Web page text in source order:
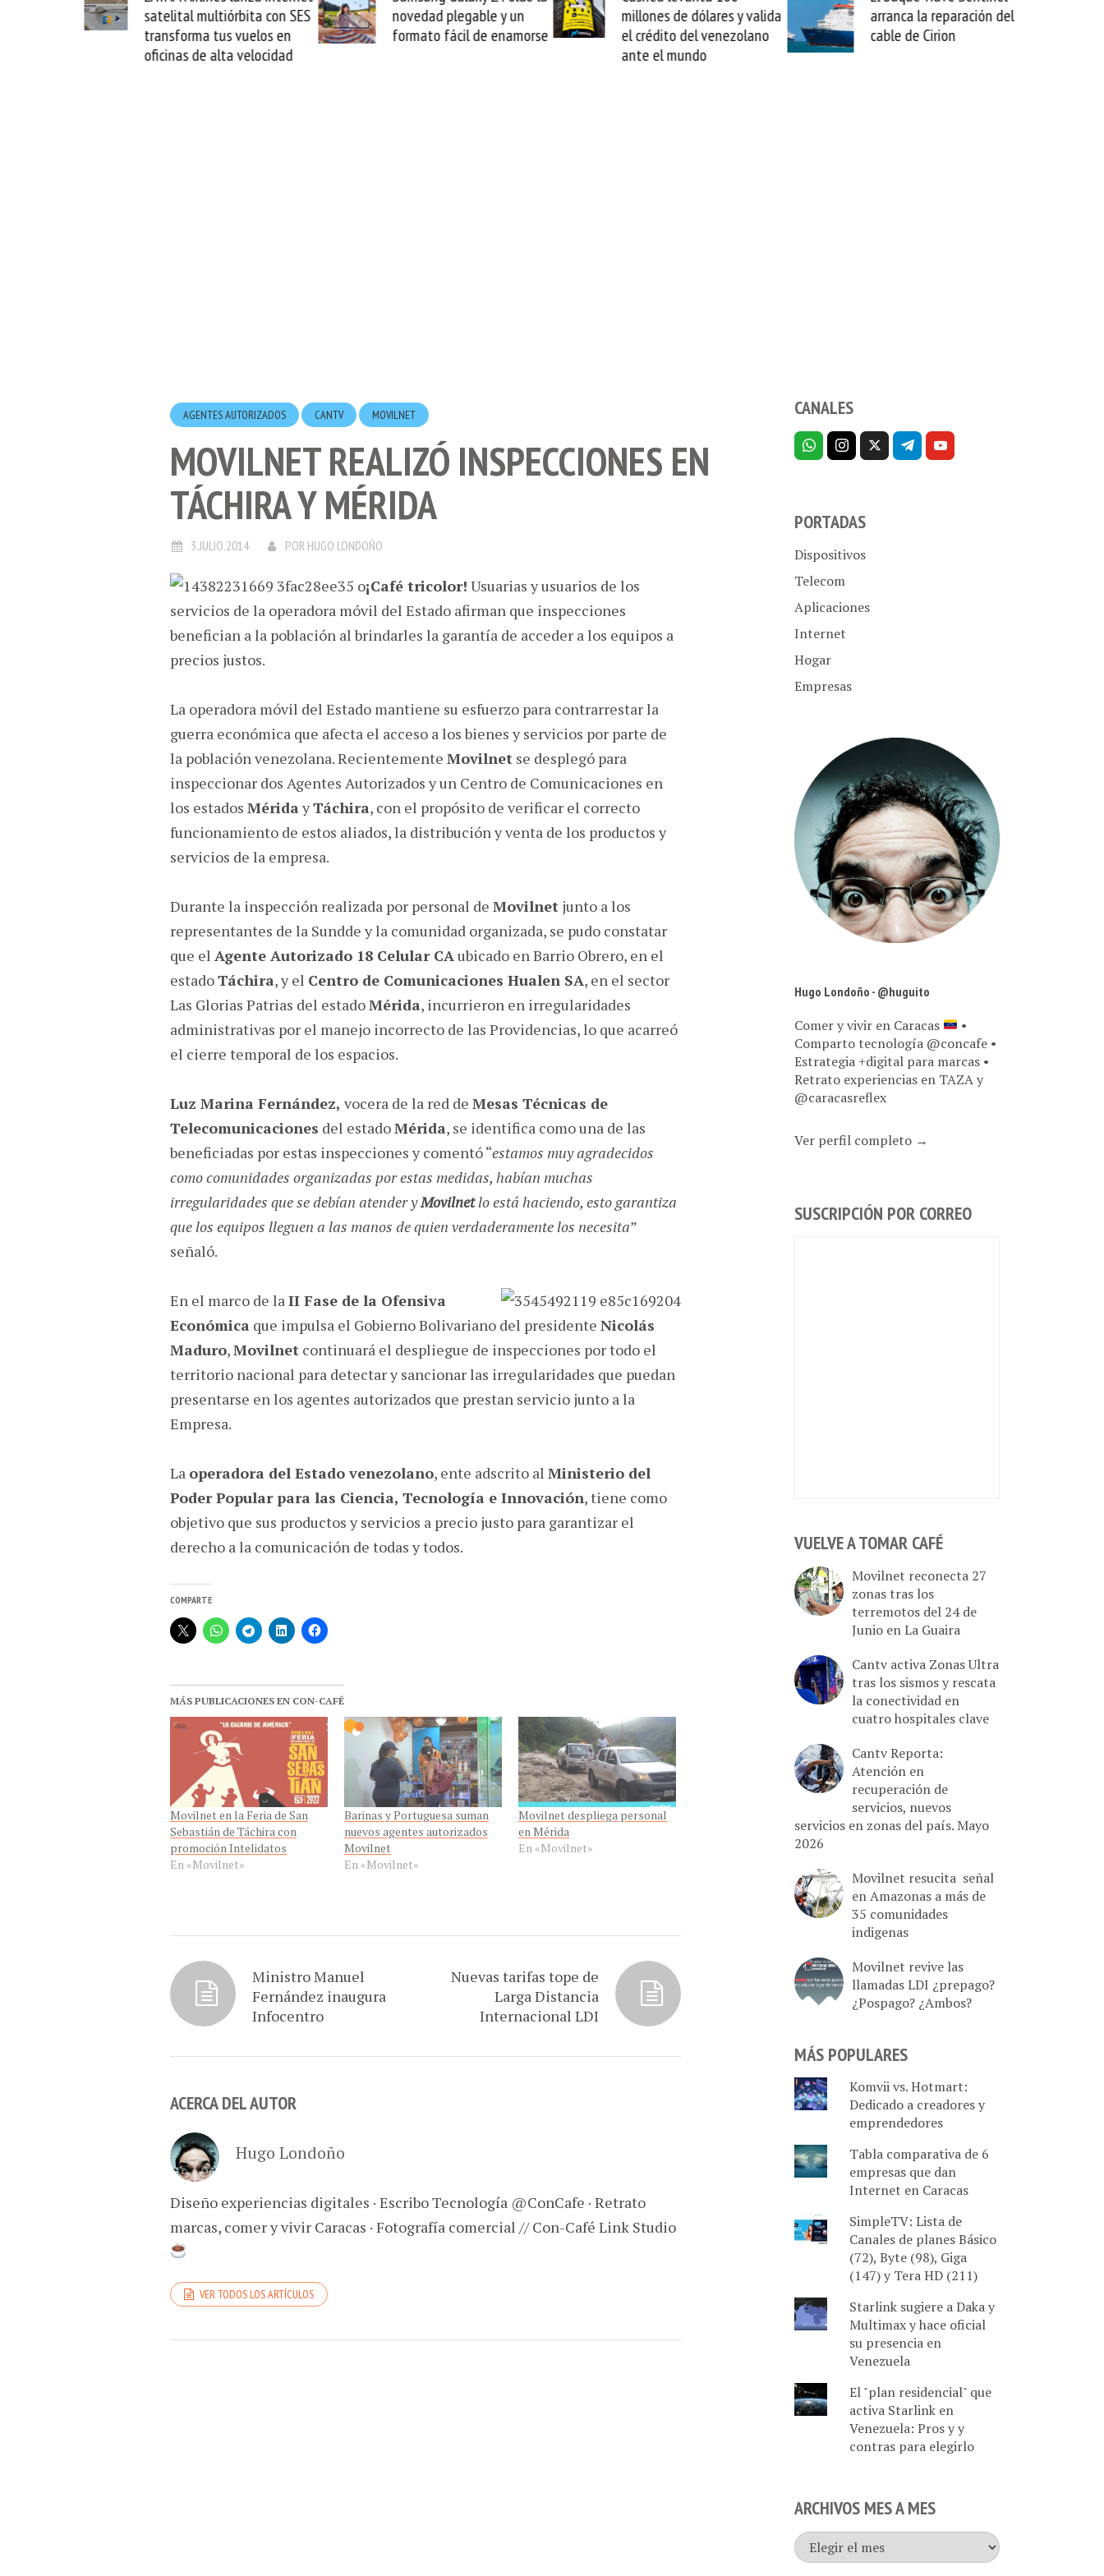
satelital multiórbita con SES
transforma tus vuelos en
oficinas de alta velocidad
novedad plegable y un
formato fácil de enamorse
millones de dólares y valida
el crédito del venezolano
ante el mundo
arranca la reparación del
cable de Cirion
AGENTES AUTORIZADOS CANTV MOVILNET
MOVILNET REALIZÓ INSPECCIONES EN
TÁCHIRA Y MÉRIDA
3.JULIO.2014 POR HUGO LONDOÑO
¡Café tricolor! Usuarias y usuarios de los
servicios de la operadora móvil del Estado afirman que inspecciones
benefician a la población al brindarles la garantía de acceder a los equipos a
precios justos.
La operadora móvil del Estado mantiene su esfuerzo para contrarrestar la
guerra económica que afecta el acceso a los bienes y servicios por parte de
la población venezolana.Recientemente Movilnet se desplegó para
inspeccionar dos Agentes Autorizados y un Centro de Comunicaciones en
los estados Mérida yTáchira, con el propósito de verificar el correcto
funcionamiento de estos aliados, la distribución y venta de los productos y
servicios de la empresa.
Durante la inspección realizada por personal de Movilnet junto a los
representantes de la Sundde y la comunidad organizada, se pudo constatar
que el Agente Autorizado 18 Celular CAubicado en Barrio Obrero, en el
estadoTáchira, y el Centro de Comunicaciones Hualen SA, en el sector
Las Glorias Patrias del estadoMérida, incurrieron en irregularidades
administrativas por el manejo incorrecto de las Providencias, lo que acarreó
el cierre temporal de los espacios.
Luz Marina Fernández, vocera de la red de Mesas Técnicas de
Telecomunicaciones del estadoMérida, se identifica como una de las
beneficiadas por estas inspecciones y comentó “estamos muy agradecidos
como comunidades organizadas por estas medidas, habían muchas
irregularidades que se debían atender yMovilnetlo está haciendo, esto garantiza
que los equipos lleguen a las manos de quien verdaderamente los necesita”
señaló.
En el marco de laII Fase de la Ofensiva
Económica que impulsa el Gobierno Bolivariano del presidente Nicolás
Maduro,Movilnet continuará el despliegue de inspecciones por todo el
territorio nacional para detectar y sancionar las irregularidades que puedan
presentarse en los agentes autorizados que prestan servicio junto a la
Empresa.
La operadora del Estado venezolano, ente adscrito al Ministerio del
Poder Popular para las Ciencia, Tecnología e Innovación, tiene como
objetivo que sus productos y servicios a precio justo para garantizar el
derecho a la comunicación de todas y todos.
COMPARTE
MÁS PUBLICACIONES EN CON-CAFÉ
Movilnet en la Feria de San
Sebastián de Táchira con
promoción Intelidatos
En «Movilnet»
Barinas y Portuguesa suman
nuevos agentes autorizados
Movilnet
En «Movilnet»
Movilnet despliega personal
en Mérida
En «Movilnet»
Ministro Manuel
Fernández inaugura
Infocentro
Nuevas tarifas tope de
Larga Distancia
Internacional LDI
ACERCA DEL AUTOR
Hugo Londoño
Diseño experiencias digitales · Escribo Tecnología @ConCafe · Retrato
marcas, comer y vivir Caracas · Fotografía comercial // Con-Café Link Studio
VER TODOS LOS ARTÍCULOS
CANALES
PORTADAS
Dispositivos
Telecom
Aplicaciones
Internet
Hogar
Empresas
Hugo Londoño - @huguito
Comer y vivir en Caracas
•
Comparto tecnología @concafe •
Estrategia +digital para marcas •
Retrato experiencias en TAZA y
@caracasreflex
Ver perfil completo →
SUSCRIPCIÓN POR CORREO
VUELVE A TOMAR CAFÉ
Movilnet reconecta 27
zonas tras los
terremotos del 24 de
Junio en La Guaira
Cantv activa Zonas Ultra
tras los sismos y rescata
la conectividad en
cuatro hospitales clave
Cantv Reporta:
Atención en
recuperación de
servicios, nuevos
servicios en zonas del país. Mayo
2026
Movilnet resucita señal
en Amazonas a más de
35 comunidades
indigenas
Movilnet revive las
llamadas LDI ¿prepago?
¿Pospago? ¿Ambos?
MÁS POPULARES
Komvii vs. Hotmart:
Dedicado a creadores y
emprendedores
Tabla comparativa de 6
empresas que dan
Internet en Caracas
SimpleTV: Lista de
Canales de planes Básico
(72), Byte (98), Giga
(147) y Tera HD (211)
Starlink sugiere a Daka y
Multimax y hace oficial
su presencia en
Venezuela
El "plan residencial" que
activa Starlink en
Venezuela: Pros y y
contras para elegirlo
ARCHIVOS MES A MES
Archivos
mes